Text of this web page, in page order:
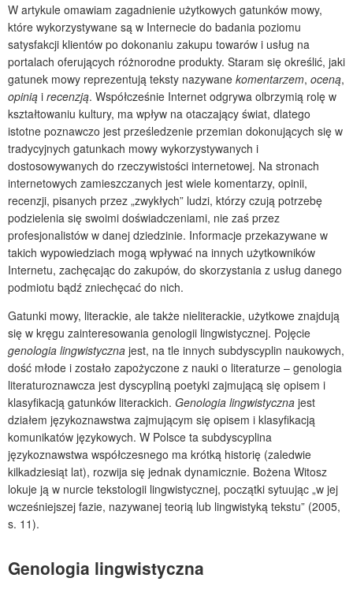
W artykule omawiam zagadnienie użytkowych gatunków mowy,
które wykorzystywane są w Internecie do badania poziomu
satysfakcji klientów po dokonaniu zakupu towarów i usług na
portalach oferujących różnorodne produkty. Staram się określić, jaki
gatunek mowy reprezentują teksty nazywane komentarzem, oceną,
opinią i recenzją. Współcześnie Internet odgrywa olbrzymią rolę w
kształtowaniu kultury, ma wpływ na otaczający świat, dlatego
istotne poznawczo jest prześledzenie przemian dokonujących się w
tradycyjnych gatunkach mowy wykorzystywanych i
dostosowywanych do rzeczywistości internetowej. Na stronach
internetowych zamieszczanych jest wiele komentarzy, opinii,
recenzji, pisanych przez „zwykłych” ludzi, którzy czują potrzebę
podzielenia się swoimi doświadczeniami, nie zaś przez
profesjonalistów w danej dziedzinie. Informacje przekazywane w
takich wypowiedziach mogą wpływać na innych użytkowników
Internetu, zachęcając do zakupów, do skorzystania z usług danego
podmiotu bądź zniechęcać do nich.
Gatunki mowy, literackie, ale także nieliterackie, użytkowe znajdują
się w kręgu zainteresowania genologii lingwistycznej. Pojęcie
genologia lingwistyczna jest, na tle innych subdyscyplin naukowych,
dość młode i zostało zapożyczone z nauki o literaturze – genologia
literaturoznawcza jest dyscypliną poetyki zajmującą się opisem i
klasyfikacją gatunków literackich. Genologia lingwistyczna jest
działem językoznawstwa zajmującym się opisem i klasyfikacją
komunikatów językowych. W Polsce ta subdyscyplina
językoznawstwa współczesnego ma krótką historię (zaledwie
kilkadziesiąt lat), rozwija się jednak dynamicznie. Bożena Witosz
lokuje ją w nurcie tekstologii lingwistycznej, początki sytuując „w jej
wcześniejszej fazie, nazywanej teorią lub lingwistyką tekstu” (2005,
s. 11).
Genologia lingwistyczna